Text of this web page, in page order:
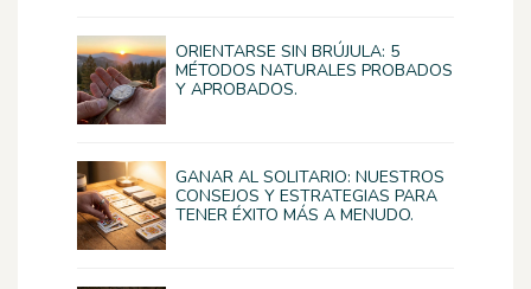
ORIENTARSE SIN BRÚJULA: 5
MÉTODOS NATURALES PROBADOS
Y APROBADOS.
GANAR AL SOLITARIO: NUESTROS
CONSEJOS Y ESTRATEGIAS PARA
TENER ÉXITO MÁS A MENUDO.